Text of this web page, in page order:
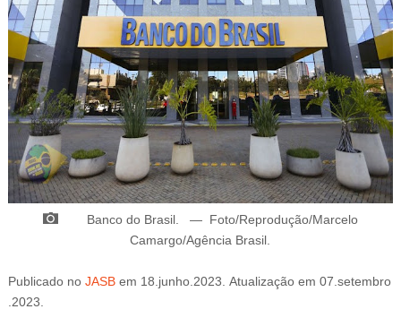
Banco do Brasil. — Foto/Reprodução/Marcelo
Camargo/Agência Brasil
Publicado no JASB em 18 .junho.2023. Atualização em 07 .setembro
.2023.